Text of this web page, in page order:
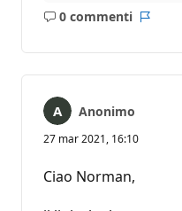
0 commenti
Nessun
Anonimo
27 mar 2021, 16:10
Ciao Norman,